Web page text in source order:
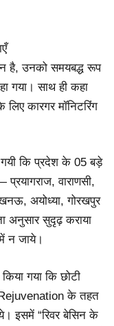
है, उनको समयबद्ध रूप
गया। साथ ही कहा
कारगर मॉनिटरिंग
गयी कि प्रदेश के 05 बड़े
वाराणसी,
अयोध्या, गोरखपुर
अनुसार सुदृढ़ कराया
न जाये।
किया गया कि छोटी
Rejuvenation के तहत
इसमें “रिवर बेसिन के